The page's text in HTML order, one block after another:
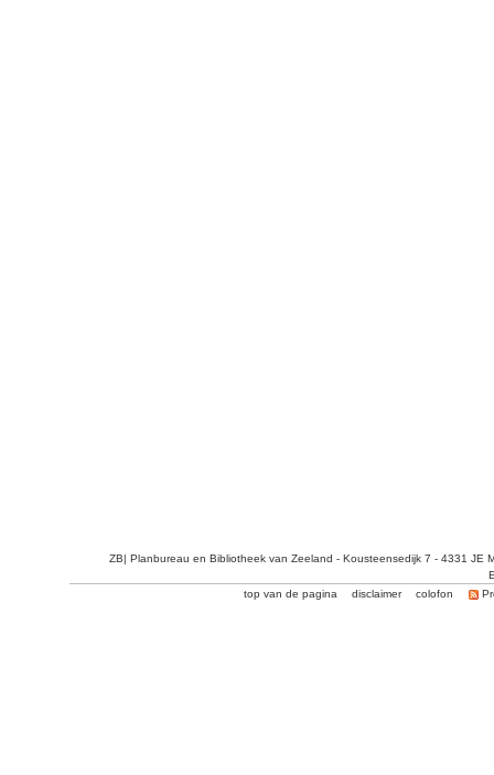
ZB| Planbureau en Bibliotheek van Zeeland - Kousteensedijk 7 - 4331 JE
top van de pagina
disclaimer colofon